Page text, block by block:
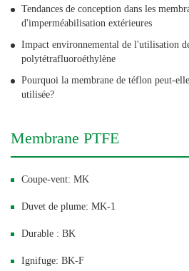
Tendances de conception dans les
d'imperméabilisation extérieures
Impact environnemental de l'utilisation
polytétrafluoroéthylène
Pourquoi la membrane de téflon peut-
utilisée?
Membrane PTFE
Coupe-vent: MK
Duvet de plume: MK-1
Durable : BK
Ignifuge: BK-F